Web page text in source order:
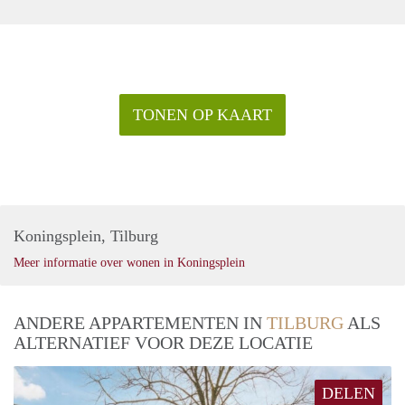
TONEN OP KAART
Koningsplein, Tilburg
Meer informatie over wonen in Koningsplein
ANDERE APPARTEMENTEN IN TILBURG ALS
ALTERNATIEF VOOR DEZE LOCATIE
DELEN